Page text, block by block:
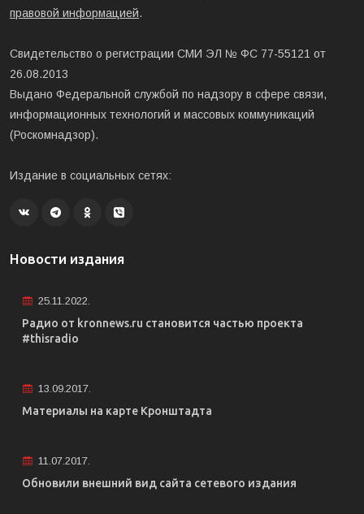
правовой информацией.
Свидетельство о регистрации СМИ ЭЛ № ФС 77-55121 от
26.08.2013
Выдано Федеральной службой по надзору в сфере связи,
информационных технологий и массовых коммуникаций
(Роскомнадзор).
Издание в социальных сетях:
Новости издания
25.11.2022.
Радио от kronnews.ru становится частью проекта
#thisradio
13.09.2017.
Материалы на карте Кронштадта
11.07.2017.
Обновили внешний вид сайта сетевого издания